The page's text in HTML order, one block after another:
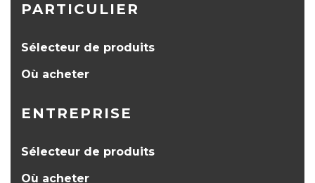
PARTICULIER
Sélecteur de produits
Où acheter
ENTREPRISE
Sélecteur de produits
Où acheter